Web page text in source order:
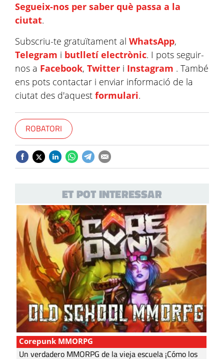
Segueix-nos per saber què passa a la
ciutat.
Subscriu-te gratuïtament al WhatsApp,
Telegram i butlletí electrònic. I pots seguir-
nos a Facebook, Twitter i Instagram . També
ens pots contactar i enviar informació de la
ciutat des d'aquest formulari.
ROBATORI
ET POT INTERESSAR
Corepunk MMORPG
Un verdadero MMORPG de la vieja escuela ¡Cómo los